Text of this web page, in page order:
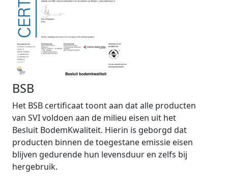
BSB
Het BSB certificaat toont aan dat alle producten
van SVI voldoen aan de milieu eisen uit het
Besluit BodemKwaliteit. Hierin is geborgd dat
producten binnen de toegestane emissie eisen
blijven gedurende hun levensduur en zelfs bij
hergebruik.